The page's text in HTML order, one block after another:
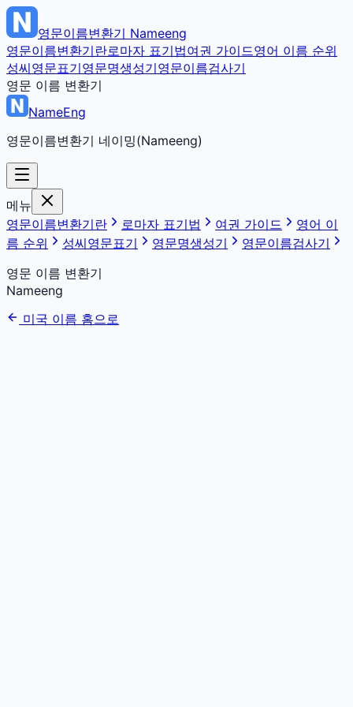
영문이름변환기 Nameeng
영문이름변환기란로마자 표기법여권 가이드영어 이름 순위
성씨영문표기영문명생성기영문이름검사기
영문 이름 변환기
NameEng
영문이름변환기 네이밍(Nameeng)
메뉴
영문이름변환기란
로마자 표기법 여권 가이드
영어 이
름 순위
성씨영문표기 영문명생성기
영문이름검사기
영문 이름 변환기
Nameeng
미국 이름 홈으로